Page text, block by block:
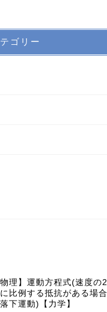
に与えるインパ
2019年7月20日
ゴリー
物理】運動方程式(速度の2
比例する抵抗がある場合
下運動)【力学】